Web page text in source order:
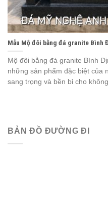
Mẫu Mộ đôi bằng đá granite Bình
Mộ đôi bằng đá granite Bình
những sản phẩm đặc biệt của
sang trọng và bền bỉ cho
BẢN ĐỒ ĐƯỜNG ĐI